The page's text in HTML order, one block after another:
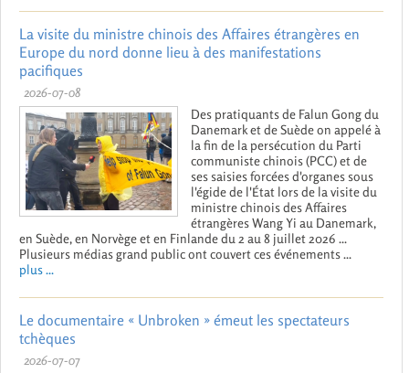
La visite du ministre chinois des Affaires étrangères en
Europe du nord donne lieu à des manifestations
pacifiques
2026-07-08
Des pratiquants de Falun Gong du
Danemark et de Suède on appelé à
la fin de la persécution du Parti
communiste chinois (PCC) et de
ses saisies forcées d'organes sous
l'égide de l'État lors de la visite du
ministre chinois des Affaires
étrangères Wang Yi au Danemark,
en Suède, en Norvège et en Finlande du 2 au 8 juillet 2026 ...
Plusieurs médias grand public ont couvert ces événements ...
plus ...
Le documentaire « Unbroken » émeut les spectateurs
tchèques
2026-07-07